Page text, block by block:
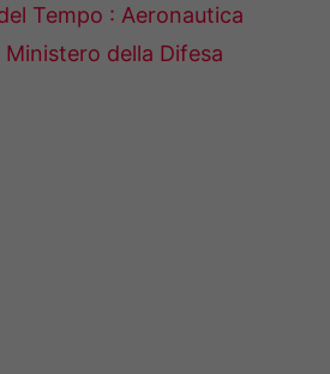
Tempo : Aeronautica
della Difesa